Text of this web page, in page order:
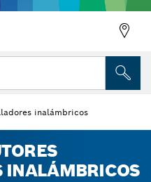
inalámbricos
INALÁMBRICOS